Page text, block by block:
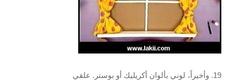
19. وأخيراً، لوني بألوان أكريليك أو بوستر. علقي